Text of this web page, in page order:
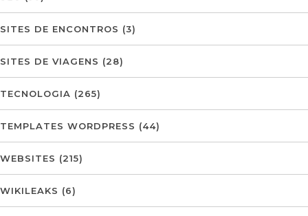
SITES DE ENCONTROS (3)
SITES DE VIAGENS (28)
TECNOLOGIA (265)
TEMPLATES WORDPRESS (44)
WEBSITES (215)
WIKILEAKS (6)